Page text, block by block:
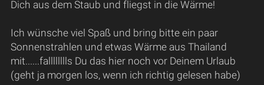
Dich aus dem Staub und fliegst in die Wärme!
Ich wünsche viel Spaß und bring bitte ein paar
Sonnenstrahlen und etwas Wärme aus Thailand
mit......falllllllls Du das hier noch vor Deinem Urlaub
(geht ja morgen los, wenn ich richtig gelesen habe)